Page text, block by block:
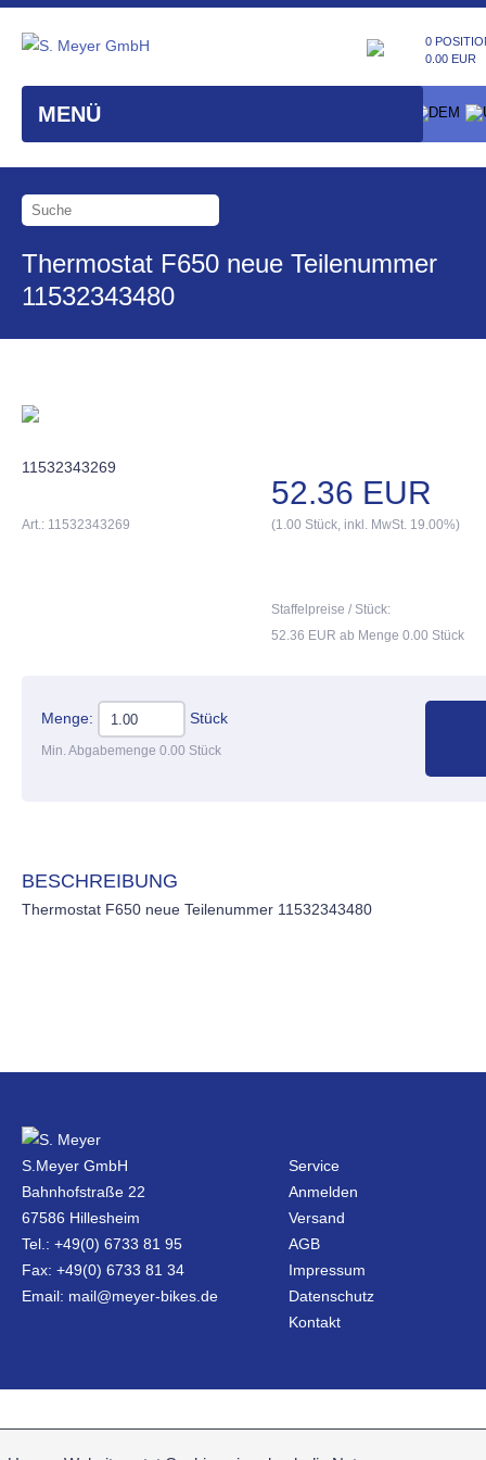
MENÜ
0
0.00 EUR
Thermostat F650 neue Teilenummer
11532343480
11532343269
52.36 EUR
Art.: 11532343269 (1.00 Stück, inkl. MwSt. 19.00%)
Staffelpreise / Stück:
52.36 EUR ab Menge 0.00 Stück
Menge: Stück
Min. Abgabemenge 0.00 Stück
BESCHREIBUNG
Thermostat F650 neue Teilenummer 11532343480
S.Meyer GmbH
Bahnhofstraße 22
67586 Hillesheim
Tel.: +49(0) 6733 81 95
Fax: +49(0) 6733 81 34
Email: mail@meyer-bikes.de
Service
Anmelden
Versand
AGB
Impressum
Datenschutz
Kontakt